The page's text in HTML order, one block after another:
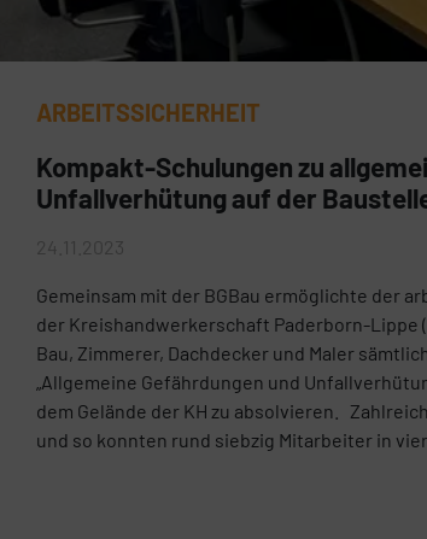
ARBEITSSICHERHEIT
Kompakt-Schulungen zu
Unfallverhütung auf der
24.11.2023
Gemeinsam mit der BGBau ermöglichte der
der Kreishandwerkerschaft Paderborn-Lippe
Bau, Zimmerer, Dachdecker und Maler
„Allgemeine Gefährdungen und
dem Gelände der KH zu absolvieren.
und so konnten rund siebzig Mitarbeiter in